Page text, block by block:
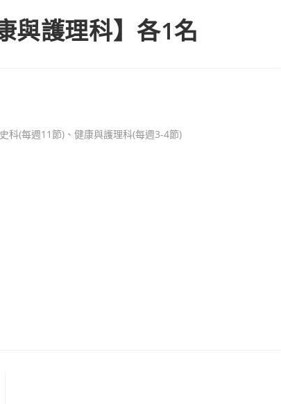
與護理科】各1名
科(每週11節)、健康與護理科(每週3-4節)